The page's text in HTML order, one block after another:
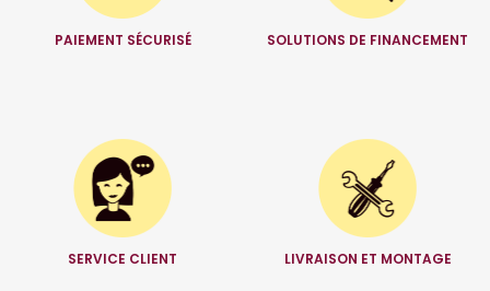
PAIEMENT SÉCURISÉ SOLUTIONS DE FINANCEMENT
SERVICE CLIENT LIVRAISON ET MONTAGE